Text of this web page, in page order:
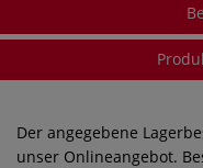
Der angegebene
unser Onlineangebot.